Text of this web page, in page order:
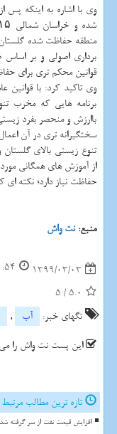
منطقه حفاظت شده
برداری اصولی و بر اساس
قوانین محکم تری برای
وی تاکید کرد: با قوانین
برنامه هایی که مخرب
باارزش و منحصر بفرد
سختگیرانه تری در آن
تنوع زیستی بالای
از آموزش های همگانی
حفاظت نیاز دارد؛ نکته ای
منبع:نت واش
1399/03/03
5.0
/
5
تگهای خبر:
آب ,
این پست نت واش را
تازه ترین مطالب مرتبط
افزایش قیمت نفت از سر گرفته شد